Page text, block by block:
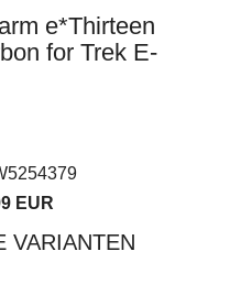
e*Thirteen
for Trek E-
EUR
VARIANTEN